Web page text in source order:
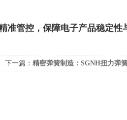
准管控，保障电子产品稳定性
下一篇： 精密弹簧制造：SGNH扭力弹簧试验机助力企业提质增效